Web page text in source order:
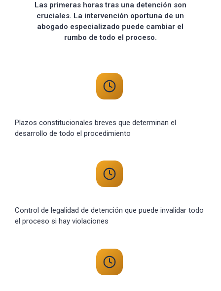
Las primeras horas tras una detención son
cruciales. La intervención oportuna de un
abogado especializado puede cambiar el
rumbo de todo el proceso.
Plazos constitucionales breves que determinan el
desarrollo de todo el procedimiento
Control de legalidad de detención que puede invalidar todo
el proceso si hay violaciones